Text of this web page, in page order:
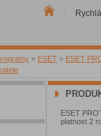
» ESET » ESET
ESET
platnost 2